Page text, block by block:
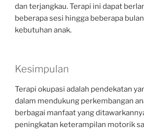
dan terjangkau. Terapi ini dapat
beberapa sesi hingga beberapa
kebutuhan anak.
Kesimpulan
Terapi okupasi adalah pendekatan
dalam mendukung perkembangan
berbagai manfaat yang
peningkatan keterampilan motorik